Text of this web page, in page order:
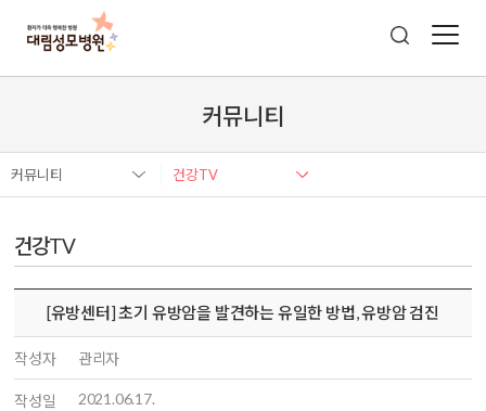
커뮤니티
커뮤니티 건강TV
건강TV
[유방센터] 초기 유방암을 발견하는 유일한 방법, 유방암 검진
작성자 관리자
작성일 2021.06.17.